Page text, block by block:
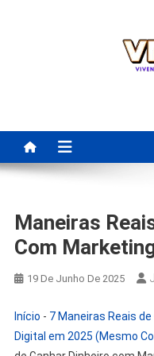
Para
Maneiras
Com
19 De Junho De 2025
Início - 7 Maneiras Reais
Digital em 2025 (Mesmo